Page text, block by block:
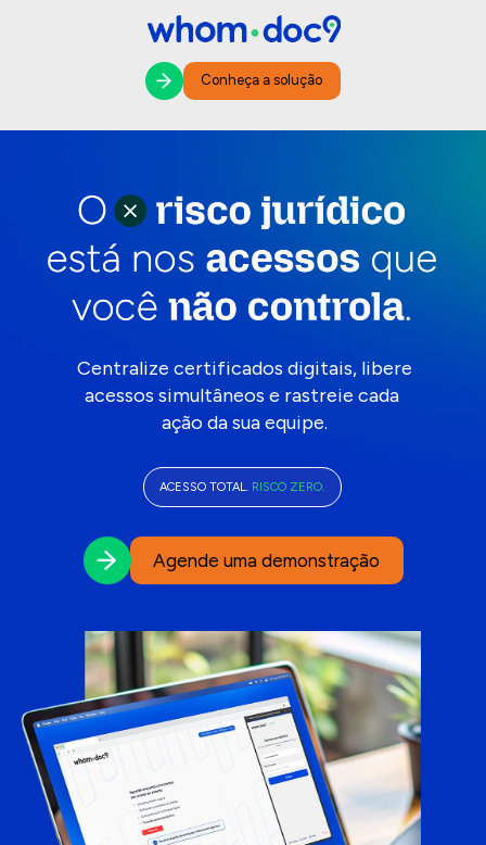
Conheça a solução
Centralize certificados digitais, libere
acessos simultâneos e rastreie cada
ação da sua equipe.
ACESSO TOTAL. RISCO ZERO.
Agende uma demonstração